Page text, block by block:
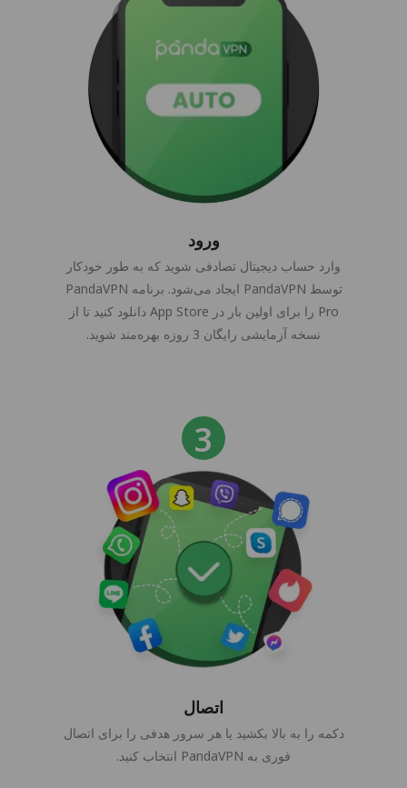
ورود
وارد حساب دیجیتال تصادفی شوید که به طور خودکار
توسط PandaVPN ایجاد می‌شود. برنامه PandaVPN
Pro را برای اولین بار در App Store دانلود کنید تا از
نسخه آزمایشی رایگان 3 روزه بهره‌مند شوید.
اتصال
دکمه را به بالا بکشید یا هر سرور هدفی را برای اتصال
فوری به PandaVPN انتخاب کنید.